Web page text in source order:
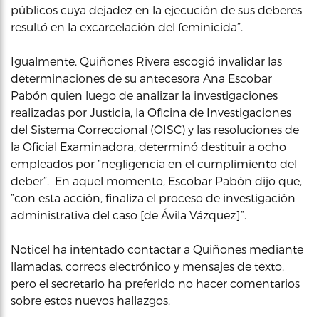
públicos cuya dejadez en la ejecución de sus deberes
resultó en la excarcelación del feminicida”.
Igualmente, Quiñones Rivera escogió invalidar las
determinaciones de su antecesora Ana Escobar
Pabón quien luego de analizar la investigaciones
realizadas por Justicia, la Oficina de Investigaciones
del Sistema Correccional (OISC) y las resoluciones de
la Oficial Examinadora, determinó destituir a ocho
empleados por “negligencia en el cumplimiento del
deber”. En aquel momento, Escobar Pabón dijo que,
“con esta acción, finaliza el proceso de investigación
administrativa del caso [de Ávila Vázquez]”.
Noticel ha intentado contactar a Quiñones mediante
llamadas, correos electrónico y mensajes de texto,
pero el secretario ha preferido no hacer comentarios
sobre estos nuevos hallazgos.